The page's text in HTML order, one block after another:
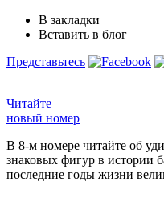
В закладки
Вставить в блог
Представьтесь
Читайте
новый номер
В 8-м номере читайте об
знаковых фигур в истории
последние годы жизни